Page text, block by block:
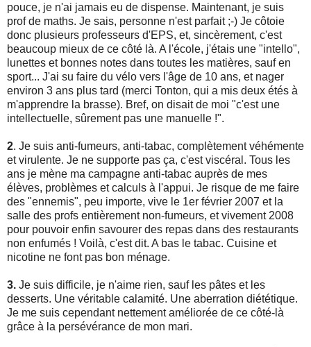
pouce, je n'ai jamais eu de dispense. Maintenant, je suis
prof de maths. Je sais, personne n'est parfait ;-) Je côtoie
donc plusieurs professeurs d'EPS, et, sincèrement, c'est
beaucoup mieux de ce côté là. A l'école, j'étais une "intello",
lunettes et bonnes notes dans toutes les matières, sauf en
sport... J'ai su faire du vélo vers l'âge de 10 ans, et nager
environ 3 ans plus tard (merci Tonton, qui a mis deux étés à
m'apprendre la brasse). Bref, on disait de moi "c'est une
intellectuelle, sûrement pas une manuelle !".
2. Je suis anti-fumeurs, anti-tabac, complètement véhémente
et virulente. Je ne supporte pas ça, c'est viscéral. Tous les
ans je mène ma campagne anti-tabac auprès de mes
élèves, problèmes et calculs à l'appui. Je risque de me faire
des "ennemis", peu importe, vive le 1er février 2007 et la
salle des profs entièrement non-fumeurs, et vivement 2008
pour pouvoir enfin savourer des repas dans des restaurants
non enfumés ! Voilà, c'est dit. A bas le tabac. Cuisine et
nicotine ne font pas bon ménage.
3. Je suis difficile, je n'aime rien, sauf les pâtes et les
desserts. Une véritable calamité. Une aberration diététique.
Je me suis cependant nettement améliorée de ce côté-là
grâce à la persévérance de mon mari.